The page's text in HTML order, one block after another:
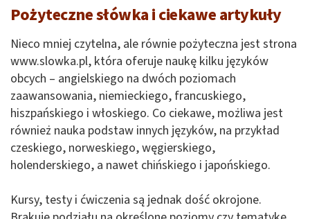
Pożyteczne słówka i ciekawe artykuły
Nieco mniej czytelna, ale równie pożyteczna jest strona
www.slowka.pl, która oferuje naukę kilku języków
obcych – angielskiego na dwóch poziomach
zaawansowania, niemieckiego, francuskiego,
hiszpańskiego i włoskiego. Co ciekawe, możliwa jest
również nauka podstaw innych języków, na przykład
czeskiego, norweskiego, węgierskiego,
holenderskiego, a nawet chińskiego i japońskiego.
Kursy, testy i ćwiczenia są jednak dość okrojone.